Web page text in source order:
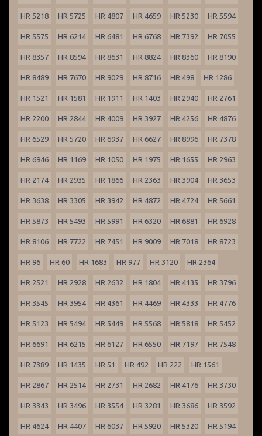
HR 5218 HR 5725 HR 4807 HR 4659 HR 5230 HR 5594
HR 5575 HR 6214 HR 6481 HR 6768 HR 7392 HR 7055
HR 8357 HR 8594 HR 8631 HR 8824 HR 8360 HR 8190
HR 8489 HR 7670 HR 9029 HR 8716 HR 498 HR 1286
HR 1521 HR 1581 HR 1911 HR 1403 HR 2940 HR 2761
HR 2200 HR 2844 HR 4009 HR 3927 HR 4256 HR 4876
HR 6529 HR 5720 HR 6937 HR 6627 HR 8996 HR 7378
HR 6946 HR 1169 HR 1050 HR 1975 HR 1655 HR 2963
HR 2174 HR 2935 HR 1866 HR 2363 HR 3904 HR 3653
HR 3638 HR 3305 HR 3942 HR 4872 HR 4724 HR 5661
HR 5873 HR 5493 HR 5991 HR 6320 HR 6881 HR 6928
HR 8106 HR 7722 HR 7451 HR 9009 HR 7018 HR 8723
HR 96 HR 60 HR 1683 HR 977 HR 3120 HR 2364
HR 2521 HR 2928 HR 2632 HR 1804 HR 4135 HR 3796
HR 3545 HR 3954 HR 4361 HR 4469 HR 4333 HR 4776
HR 5123 HR 5494 HR 5449 HR 5568 HR 5818 HR 5452
HR 6691 HR 6215 HR 6127 HR 6550 HR 7197 HR 7548
HR 7389 HR 1435 HR 51 HR 492 HR 222 HR 1561
HR 2867 HR 2514 HR 2731 HR 2682 HR 4176 HR 3730
HR 3343 HR 3496 HR 3554 HR 3281 HR 3686 HR 3592
HR 4624 HR 4407 HR 6037 HR 5920 HR 5320 HR 5194